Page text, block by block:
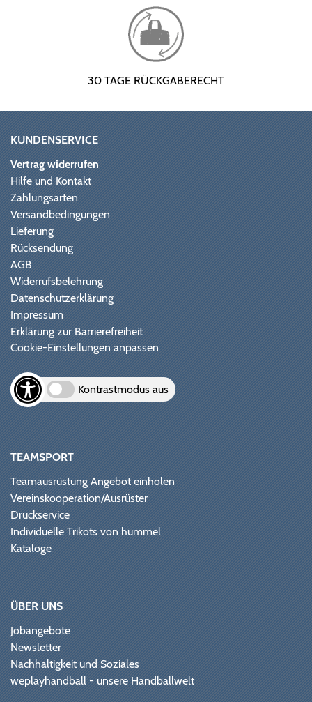
30 TAGE RÜCKGABERECHT
KUNDENSERVICE
Vertrag widerrufen
Hilfe und Kontakt
Zahlungsarten
Versandbedingungen
Lieferung
Rücksendung
AGB
Widerrufsbelehrung
Datenschutzerklärung
Impressum
Erklärung zur Barrierefreiheit
Cookie-Einstellungen anpassen
Kontrastmodus aus
TEAMSPORT
Teamausrüstung Angebot einholen
Vereinskooperation/Ausrüster
Druckservice
Individuelle Trikots von hummel
Kataloge
ÜBER UNS
Jobangebote
Newsletter
Nachhaltigkeit und Soziales
weplayhandball - unsere Handballwelt